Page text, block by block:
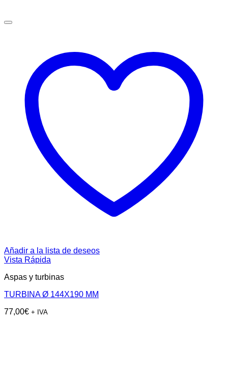
Añadir a la lista de deseos
Vista Rápida
Aspas y turbinas
TURBINA Ø 144X190 MM
77,00€ + IVA